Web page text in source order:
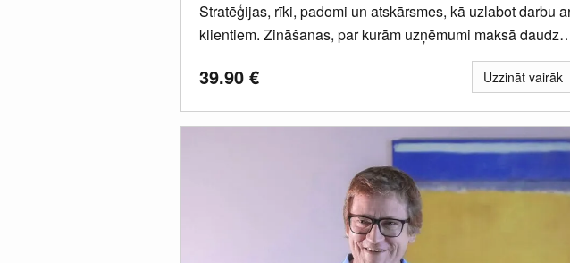
Stratēģijas, rīki, padomi un atskārsmes, kā uzlabot darbu
klientiem. Zināšanas, par kurām uzņēmumi maksā
39.90 € Uzzināt vairāk